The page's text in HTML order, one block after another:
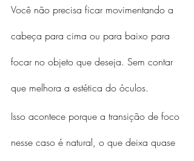
Você não precisa ficar movimentando a
cabeça para cima ou para baixo para
focar no objeto que deseja. Sem contar
que melhora a estética do óculos.
Isso acontece porque a transição de foco
nesse caso é natural, o que deixa quase